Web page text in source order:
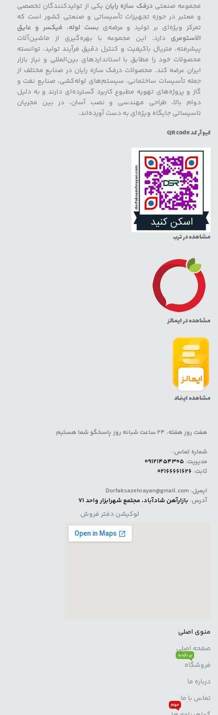
مجموعه صنعتی درفک سازه رایان یکی از تولیدکنندگان تخصصی
و معتبر در حوزه تجهیزات تأسیساتی و صنعتی کشور است که
تمرکز ویژه‌ای بر تولید و عرضه‌ی بست لوله، فیکسر و عایق
الاستومری دارد. این مجموعه با بهره‌گیری از ماشین‌آلات
پیشرفته، متریال باکیفیت و کنترل دقیق فرآیند تولید، توانسته
محصولات خود را مطابق با استانداردهای بین‌المللی و نیاز بازار
ایران عرضه کند. محصولات درفک سازه رایان در صنایع مختلف از
جمله تأسیسات ساختمانی، سیستم‌های لوله‌کشی، صنایع نفت و
گاز و پروژه‌های تهویه مطبوع کاربرد گسترده‌ای دارند و به دلیل
دوام بالا، طراحی مهندسی و نصب آسان، در بین مجریان
تاسیساتی جایگاه ویژه‌ای به دست آورده‌اند.
کیو آر کد QR code
مشاهده در ترب
مشاهده در ایمالز
مشاهده اینماد
هفت روز هفته، 24 ساعت شبانه روز پاسخگو شما هستیم
شماره تماس:
مدیریت: 09121454305
ثابت: 02166661626
ایمیل: Dorfaksazehrayan@gmail.com
آدرس: بازارآهن شادآباد، مجتمع شهرابزار واحد 71
لوکیشن دفتر فروش
منوی اصلی
صفحه اصلی
فروشگاه
پر بازدید
درباره ما
تماس با ما
مهم